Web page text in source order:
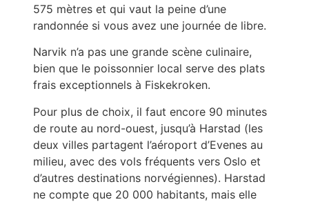
575 mètres et qui vaut la peine d’une
randonnée si vous avez une journée de libre.
Narvik n’a pas une grande scène culinaire,
bien que le poissonnier local serve des plats
frais exceptionnels à Fiskekroken.
Pour plus de choix, il faut encore 90 minutes
de route au nord-ouest, jusqu’à Harstad (les
deux villes partagent l’aéroport d’Evenes au
milieu, avec des vols fréquents vers Oslo et
d’autres destinations norvégiennes). Harstad
ne compte que 20 000 habitants, mais elle